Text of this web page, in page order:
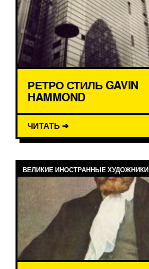
РЕТРО СТИЛЬ GAVIN
HAMMOND
ЧИТАТЬ ➔
ВЕЛИКИЕ ИНОСТРАННЫЕ ХУДОЖНИКИ